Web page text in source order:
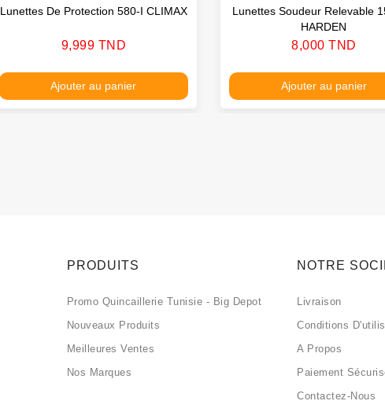
Lunettes De Protection 580-I CLIMAX
Prix
9,999 TND
Ajouter au panier
Lunettes Soudeur Relevable
HARDEN
Prix
8,000 TND
Ajouter au panier
PRODUITS
Promo Quincaillerie Tunisie - Big Depot
Nouveaux Produits
Meilleures Ventes
Nos Marques
NOTRE
Livraison
Conditions
A Propos
Paiement
Contactez-Nous